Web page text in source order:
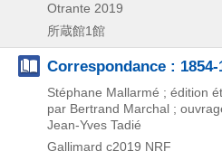
Otrante 2019
所蔵館1館
Correspondance : 1854-
Stéphane Mallarmé ; édition
par Bertrand Marchal ;
Jean-Yves Tadié
Gallimard c2019 NRF